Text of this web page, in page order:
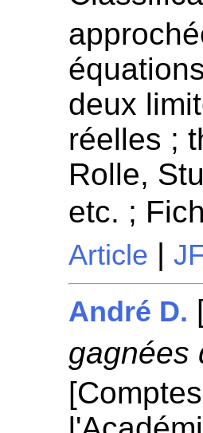
deux
réelles ;
Rolle,
etc. ;
Article |
André D.
gagnées